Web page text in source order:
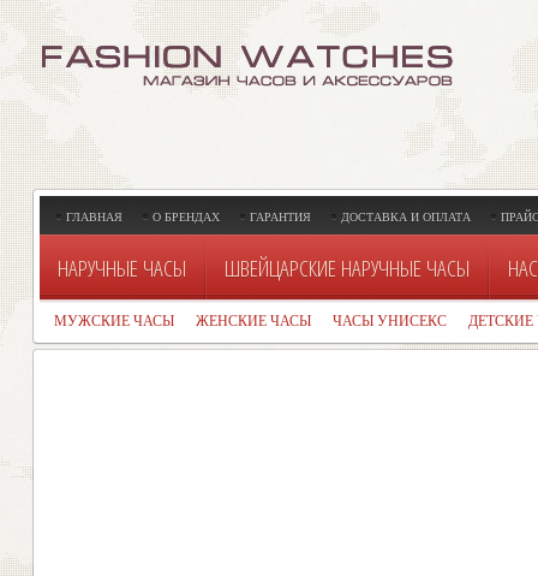
ГЛАВНАЯ О БРЕНДАХ ГАРАНТИЯ ДОСТАВКА И ОПЛАТА
НАРУЧНЫЕ ЧАСЫ ШВЕЙЦАРСКИЕ НАРУЧНЫЕ ЧАСЫ
МУЖСКИЕ ЧАСЫ ЖЕНСКИЕ ЧАСЫ ЧАСЫ УНИСЕКС